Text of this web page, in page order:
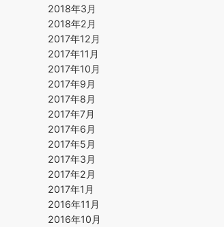
2018年3月
2018年2月
2017年12月
2017年11月
2017年10月
2017年9月
2017年8月
2017年7月
2017年6月
2017年5月
2017年3月
2017年2月
2017年1月
2016年11月
2016年10月